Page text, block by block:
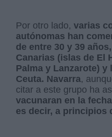
Por otro lado,varias
autónomas han
de entre 30 y 39
Canarias (islas de El
Palma y Lanzarote) y
Ceuta. Navarra,
citar a este grupo ha
vacunaran en la
es decir, a principios